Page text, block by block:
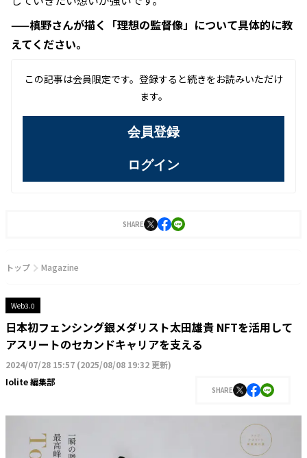
——槙野さんが描く「理想の監督像」について具体的に教
えてください。
この記事は会員限定です。登録すると続きをお読みいただけ
ます。
会員登録
ログイン
SHARE
トップ Magazine
Web3.0
日本初フェンシング銀メダリスト太田雄貴 NFTを活用して
アスリートのセカンドキャリアを支える
2024/07/28 15:57 (2025/08/08 19:32 更新)
Iolite 編集部
SHARE